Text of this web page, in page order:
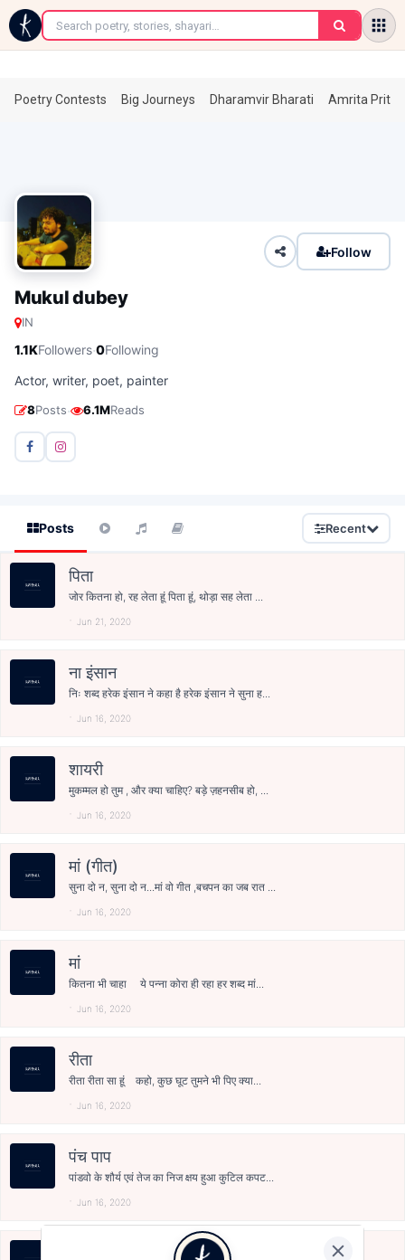
←
Poetry Contests Big Journeys Dharamvir Bharati Amrita
Follow
Mukul dubey
IN
1.1KFollowers·0Following
Actor, writer, poet, painter
8Posts· 6.1MReads
Posts Recent
पिता
जोर कितना हो, रह लेता हूं पिता हूं, थोड़ा सह लेता ...
Jun 21, 2020
ना इंसान
निः शब्द हरेक इंसान ने कहा है हरेक इंसान ने सुना ह...
Jun 16, 2020
शायरी
मुकम्मल हो तुम , और क्या चाहिए? बड़े ज़हनसीब हो, ...
Jun 16, 2020
मां (गीत)
सुना दो न, सुना दो न...मां वो गीत ,बचपन का जब रात ...
Jun 16, 2020
मां
कितना भी चाहा ये पन्ना कोरा ही रहा हर शब्द मां...
Jun 16, 2020
रीता
रीता रीता सा हूं कहो, कुछ घूट तुमने भी पिए क्या...
Jun 16, 2020
पंच पाप
पांडवो के शौर्य एवं तेज का निज क्षय हुआ कुटिल कपट...
Jun 16, 2020